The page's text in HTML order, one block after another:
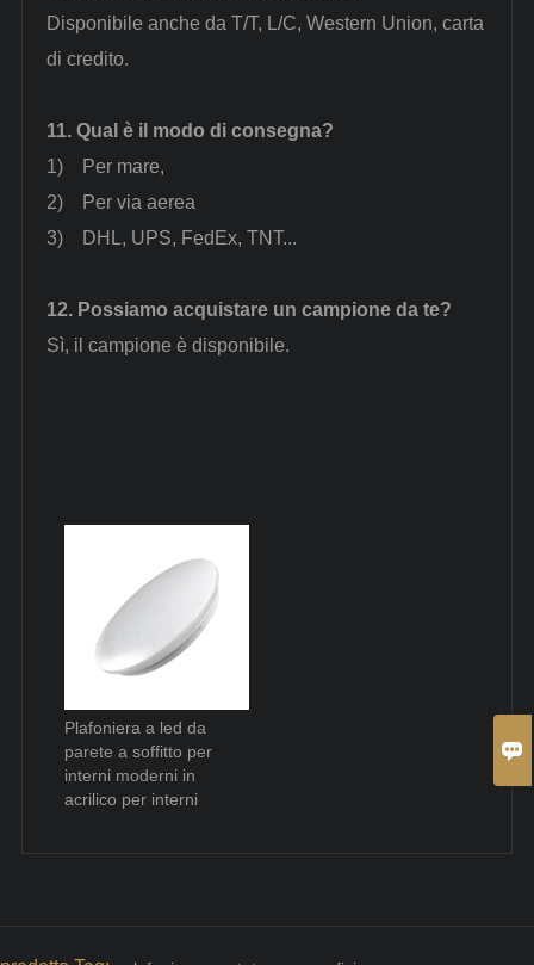
Disponibile anche da T/T, L/C, Western Union, carta
di credito.
11. Qual è il modo di consegna?
1)
Per mare,
2)
Per via aerea
3)
DHL, UPS, FedEx, TNT...
12. Possiamo acquistare un campione da te?
Sì, il campione è disponibile.
Plafoniera a led da
parete a soffitto per
interni moderni in
acrilico per interni
